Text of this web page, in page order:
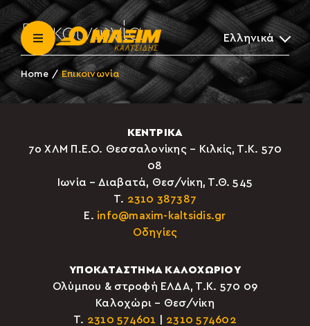
Μετάβαση
στο
περιεχόμενο
Toggle
Navigation
Η Εταιρεία
Επικοινωνία
Ελληνικά
Επικοινωνία
Home Επικοινωνία
ΚΕΝΤΡΙΚΑ
7ο ΧΛΜ Π.Ε.Ο. Θεσσαλονίκης – Κιλκίς, Τ.Κ. 570
08
Ιωνία – Διαβατά, Θεσ/νίκη, Τ.Θ. 545
Τ. 2310 387387
E. info@maxim-kaltsidis.gr
Οδηγίες
ΥΠΟΚΑΤΑΣΤΗΜΑ ΚΑΛΟΧΩΡΙΟΥ
Ολύμπου & στροφή ΕΛΔΑ, Τ.Κ. 570 09
Καλοχώρι – Θεσ/νίκη
Τ. 2310 574601
2310 574602